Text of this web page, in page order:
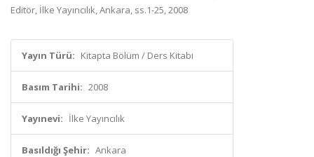
Editör, İlke Yayıncılık, Ankara, ss.1-25, 2008
Yayın Türü: Kitapta Bölüm / Ders Kitabı
Basım Tarihi: 2008
Yayınevi: İlke Yayıncılık
Basıldığı Şehir: Ankara